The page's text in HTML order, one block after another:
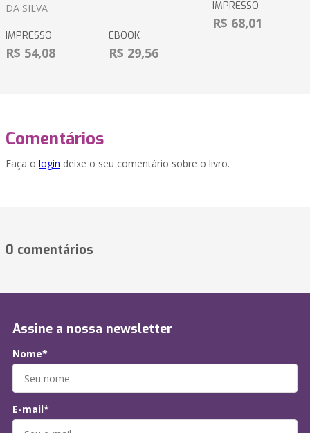
DA SILVA
IMPRESSO
R$ 54,08
EBOOK
R$ 29,56
IMPRESSO
R$ 68,01
Comentários
Faça o login deixe o seu comentário sobre o livro.
0 comentários
Assine a nossa newsletter
Nome*
E-mail*